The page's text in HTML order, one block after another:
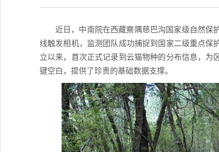
近日，中南院在西藏察隅慈巴沟国家级自然保
线触发相机，监测团队成功捕捉到国家二级重点
立以来，首次正式记录到云猫物种的分布信息，
键空白，提供了珍贵的基础数据支撑。